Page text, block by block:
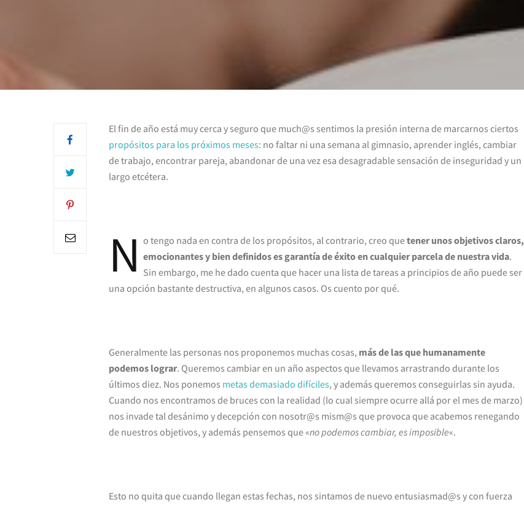
El fin de año está muy cerca y seguro que much@s sentimos la presión interna de marcarnos ciertos
propósitos para los próximos meses: no faltar ni una semana al gimnasio, aprender inglés, cambiar
de trabajo, encontrar pareja, abandonar de una vez esa desagradable sensación de inseguridad y un
largo etcétera.
N o tengo nada en contra de los propósitos, al contrario, creo quetener unos objetivos claros,
emocionantes y bien definidos es garantía de éxito en cualquier parcela de nuestra vida.
Sin embargo, me he dado cuenta que hacer una lista de tareas a principios de año puede ser
una opción bastante destructiva, en algunos casos. Os cuento por qué.
Generalmente las personas nos proponemos muchas cosas, más de las que humanamente
podemos lograr. Queremos cambiar en un año aspectos que llevamos arrastrando durante los
últimos diez. Nos ponemos metas demasiado difíciles, y además queremos conseguirlas sin ayuda.
Cuando nos encontramos de bruces con la realidad (lo cual siempre ocurre allá por el mes de marzo)
nos invade tal desánimo y decepción con nosotr@s mism@s que provoca que acabemos renegando
de nuestros objetivos, y además pensemos que «no podemos cambiar, es imposible«.
Esto no quita que cuando llegan estas fechas, nos sintamos de nuevo entusiasmad@s y con fuerza